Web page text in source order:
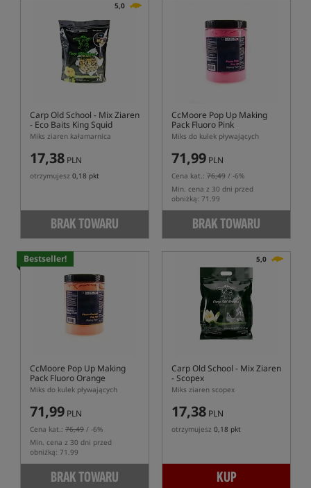
5,0
Carp Old School - Mix Ziaren
- Eco Baits King Squid
Miks ziaren kałamarnica
17,38 PLN
otrzymujesz 0,18 pkt
BRAK TOWARU
CcMoore Pop Up Making
Pack Fluoro Pink
Miks do kulek pływających
71,99 PLN
Cena kat.: 76,49 / -6%
Min. cena z 30 dni przed
obniżką: 71.99
BRAK TOWARU
Bestseller!
CcMoore Pop Up Making
Pack Fluoro Orange
Miks do kulek pływających
71,99 PLN
Cena kat.: 76,49 / -6%
Min. cena z 30 dni przed
obniżką: 71.99
BRAK TOWARU
5,0
Carp Old School - Mix Ziaren
- Scopex
Miks ziaren scopex
17,38 PLN
otrzymujesz 0,18 pkt
KUP